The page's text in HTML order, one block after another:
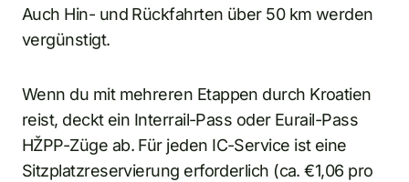
Auch Hin- und Rückfahrten über 50 km werden
vergünstigt.
Wenn du mit mehreren Etappen durch Kroatien
reist, deckt ein Interrail-Pass oder Eurail-Pass
HŽPP-Züge ab. Für jeden IC-Service ist eine
Sitzplatzreservierung erforderlich (ca. €1,06 pro